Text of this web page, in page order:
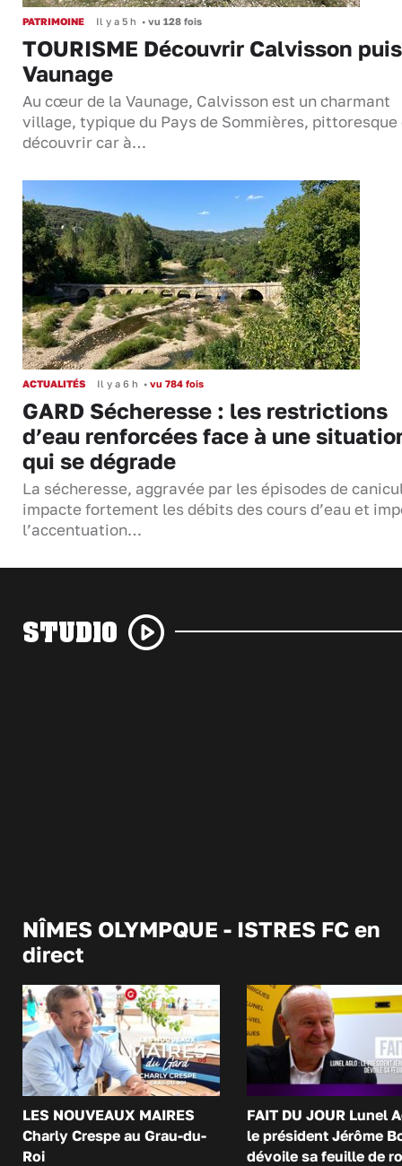
PATRIMOINE Il y a 5 h • vu 128 fois
TOURISME Découvrir Calvisson
Vaunage
Au cœur de la Vaunage, Calvisson est un charmant
village, typique du Pays de Sommières, pittoresque
découvrir car à…
ACTUALITÉS Il y a 6 h • vu 784 fois
GARD Sécheresse : les restrictions
d’eau renforcées face à une
qui se dégrade
La sécheresse, aggravée par les épisodes de
impacte fortement les débits des cours d’eau et
l’accentuation…
STUDIO
NÎMES OLYMPQUE - ISTRES FC en
direct
LES NOUVEAUX MAIRES
Charly Crespe au Grau-du-
Roi
FAIT DU JOUR Lunel
le président Jérôme
dévoile sa feuille de